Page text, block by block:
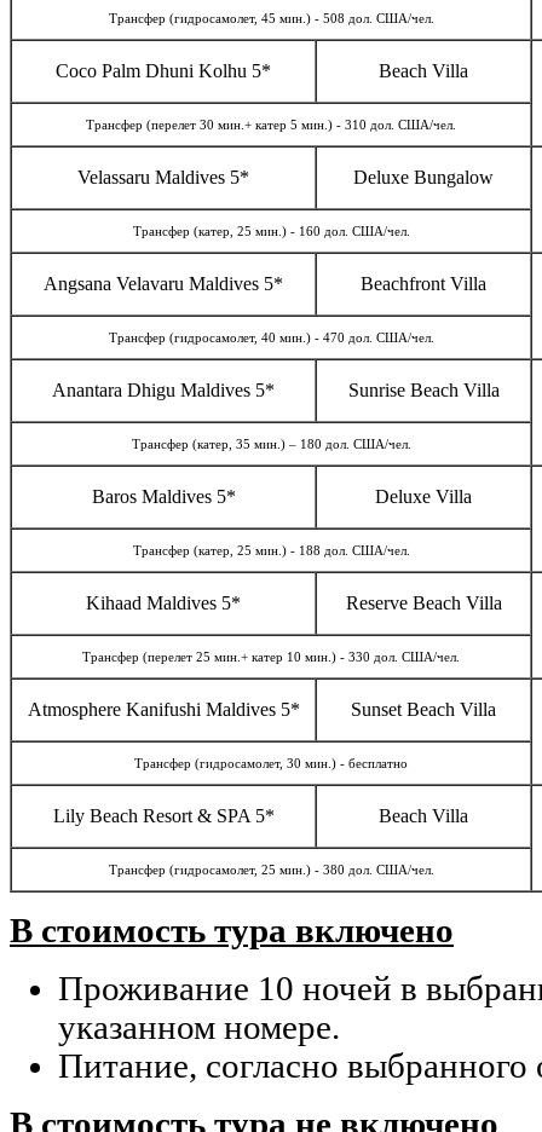
Трансфер (гидросамолет, 45 мин.) - 508 дол. США/чел.
Coco Palm Dhuni Kolhu 5* Beach Villa
Трансфер (перелет 30 мин.+ катер 5 мин.) - 310 дол. США/чел.
Velassaru Maldives 5* Deluxe Bungalow
Трансфер (катер, 25 мин.) - 160 дол. США/чел.
Angsana Velavaru Maldives 5* Beachfront Villa
Трансфер (гидросамолет, 40 мин.) - 470 дол. США/чел.
Anantara Dhigu Maldives 5* Sunrise Beach Villa
Трансфер (катер, 35 мин.) – 180 дол. США/чел.
Baros Maldives 5* Deluxe Villa
Трансфер (катер, 25 мин.) - 188 дол. США/чел.
Kihaad Maldives 5* Reserve Beach Villa
Трансфер (перелет 25 мин.+ катер 10 мин.) - 330 дол. США/чел.
Atmosphere Kanifushi Maldives 5* Sunset Beach Villa
Трансфер (гидросамолет, 30 мин.) - бесплатно
Lily Beach Resort & SPA 5* Beach Villa
Трансфер (гидросамолет, 25 мин.) - 380 дол. США/чел.
В стоимость тура включено
Проживание 10 ночей в
указанном номере.
Питание, согласно выбранного
В стоимость тура не включено